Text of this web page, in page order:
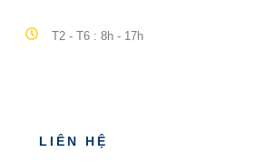
T2 - T6 : 8h - 17h
LIÊN HỆ